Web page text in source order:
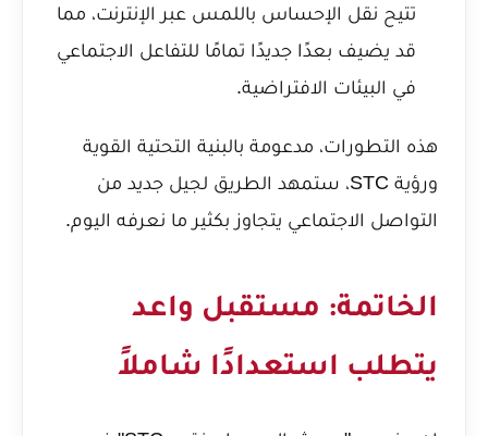
تتيح نقل الإحساس باللمس عبر الإنترنت، مما
قد يضيف بعدًا جديدًا تمامًا للتفاعل الاجتماعي
في البيئات الافتراضية.
هذه التطورات، مدعومة بالبنية التحتية القوية
ورؤية STC، ستمهد الطريق لجيل جديد من
التواصل الاجتماعي يتجاوز بكثير ما نعرفه اليوم.
الخاتمة: مستقبل واعد
يتطلب استعدادًا شاملاً